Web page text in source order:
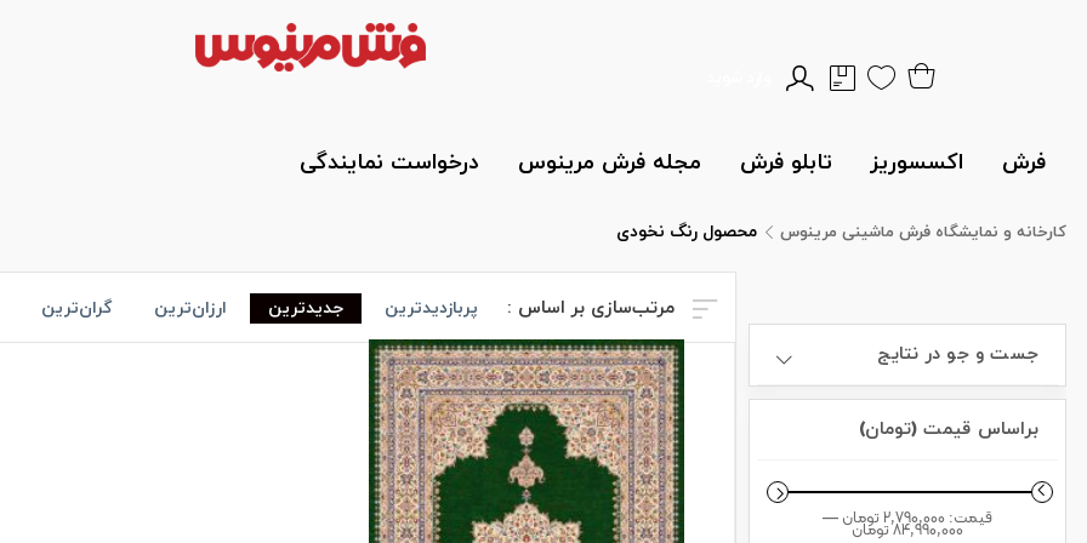
فرش اکسسوریز تابلو فرش مجله فرش مرینوس درخواست نمایندگی
کارخانه و نمایشگاه فرش ماشینی مرینوس محصول رنگ نخودی
جست و جو در نتایج
براساس قیمت (تومان)
قیمت:2,790,000 تومان — 84,990,000 تومان
مرتب‌سازی بر اساس : پربازدیدترین جدیدترین ارزان‌ترین گران‌ترین